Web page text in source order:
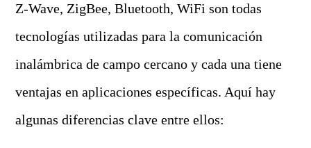
Z-Wave, ZigBee, Bluetooth, WiFi son todas
tecnologías utilizadas para la comunicación
inalámbrica de campo cercano y cada una tiene
ventajas en aplicaciones específicas. Aquí hay
algunas diferencias clave entre ellos: